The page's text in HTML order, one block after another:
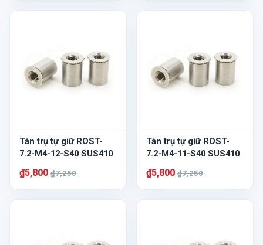
Tán trụ tự giữ ROST-
7.2-M4-12-S40 SUS410
₫5,800 ₫7,250
Tán trụ tự giữ ROST-
7.2-M4-11-S40 SUS410
₫5,800 ₫7,250